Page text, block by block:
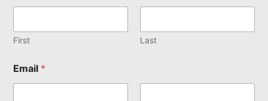
First Last
Email *